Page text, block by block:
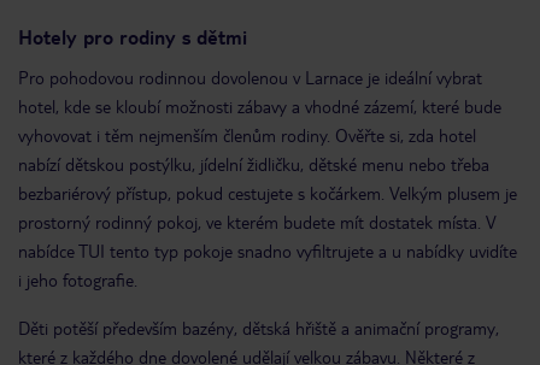
Hotely pro rodiny s dětmi
Pro pohodovou rodinnou dovolenou v Larnace je ideální vybrat
hotel, kde se kloubí možnosti zábavy a vhodné zázemí, které bude
vyhovovat i těm nejmenším členům rodiny. Ověřte si, zda hotel
nabízí dětskou postýlku, jídelní židličku, dětské menu nebo třeba
bezbariérový přístup, pokud cestujete s kočárkem. Velkým plusem je
prostorný rodinný pokoj, ve kterém budete mít dostatek místa. V
nabídce TUI tento typ pokoje snadno vyfiltrujete a u nabídky uvidíte
i jeho fotografie.
Děti potěší především bazény, dětská hřiště a animační programy,
které z každého dne dovolené udělají velkou zábavu. Některé z